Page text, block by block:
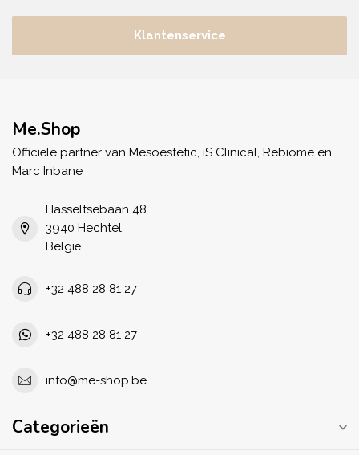
Klantenservice
Me.Shop
Officiële partner van Mesoestetic, iS Clinical, Rebiome en
Marc Inbane
Hasseltsebaan 48
3940 Hechtel
België
+32 488 28 81 27
+32 488 28 81 27
info@me-shop.be
Categorieën